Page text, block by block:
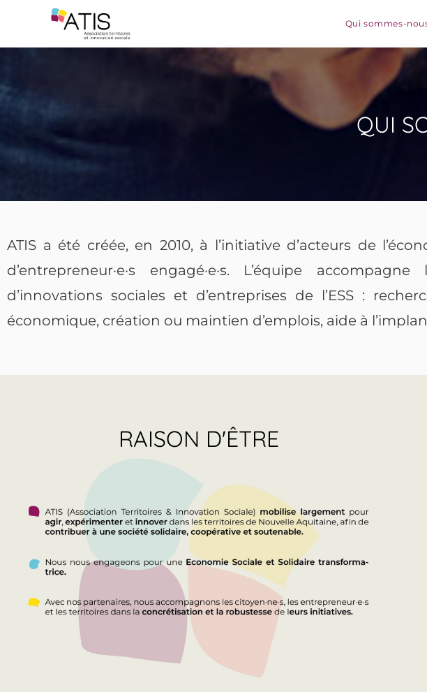
Qui sommes-
QUI
ATIS a été créée, en 2010, à l’initiative d’acteurs de
d’entrepreneur·e·s engagé·e·s. L’équipe
d’innovations sociales et d’entreprises de l’ESS :
économique, création ou maintien d’emplois, aide à
RAISON D'ÊTRE